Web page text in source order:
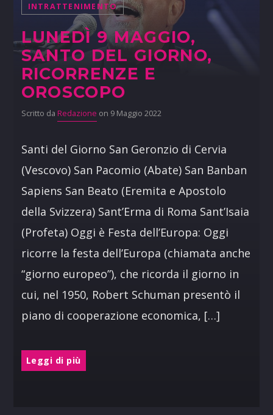
INTRATTENIMENTO
LUNEDÌ 9 MAGGIO,
SANTO DEL GIORNO,
RICORRENZE E
OROSCOPO
Scritto da Redazione on 9 Maggio 2022
Santi del Giorno San Geronzio di Cervia
(Vescovo) San Pacomio (Abate) San Banban
Sapiens San Beato (Eremita e Apostolo
della Svizzera) Sant’Erma di Roma Sant’Isaia
(Profeta) Oggi è Festa dell’Europa: Oggi
ricorre la festa dell’Europa (chiamata anche
“giorno europeo”), che ricorda il giorno in
cui, nel 1950, Robert Schuman presentò il
piano di cooperazione economica, […]
Leggi di più